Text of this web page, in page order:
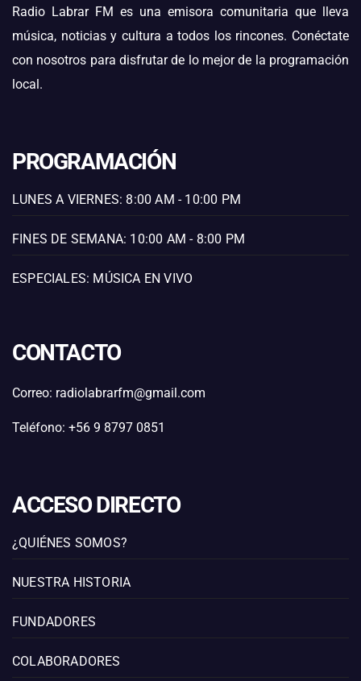
Radio Labrar FM es una emisora comunitaria que lleva
música, noticias y cultura a todos los rincones. Conéctate
con nosotros para disfrutar de lo mejor de la programación
local.
PROGRAMACIÓN
LUNES A VIERNES: 8:00 AM - 10:00 PM
FINES DE SEMANA: 10:00 AM - 8:00 PM
ESPECIALES: MÚSICA EN VIVO
CONTACTO
Correo: radiolabrarfm@gmail.com
Teléfono: +56 9 8797 0851
ACCESO DIRECTO
¿QUIÉNES SOMOS?
NUESTRA HISTORIA
FUNDADORES
COLABORADORES